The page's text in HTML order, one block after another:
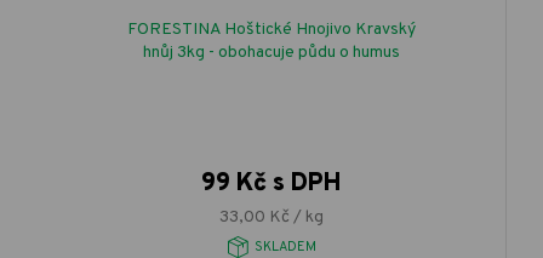
FORESTINA Hoštické Hnojivo Kravský
hnůj 3kg - obohacuje půdu o humus
99 Kč s DPH
33,00 Kč / kg
SKLADEM